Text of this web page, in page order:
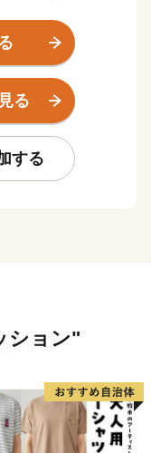
別子銅山の歴史を
それらを活かした
してスポーツの振
例申請書】
は、決済完了また
第、2～3週間ほど
る
する
ション"